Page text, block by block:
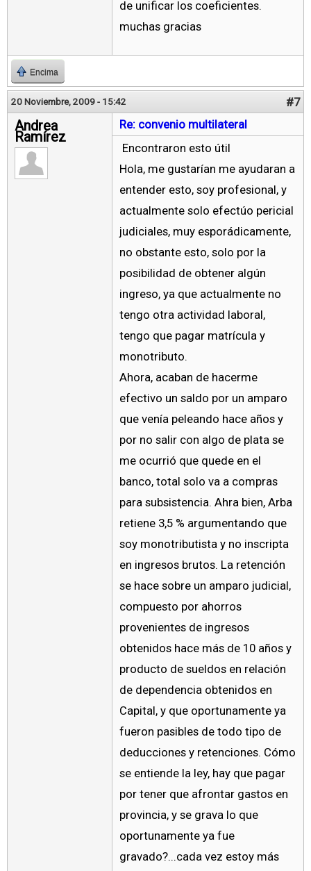
de unificar los coeficientes.
muchas gracias
Encima
20 Noviembre, 2009 - 15:42 #7
Andrea
Ramírez
Re: convenio multilateral
Encontraron esto útil
Hola, me gustarían me ayudaran a
entender esto, soy profesional, y
actualmente solo efectúo pericial
judiciales, muy esporádicamente,
no obstante esto, solo por la
posibilidad de obtener algún
ingreso, ya que actualmente no
tengo otra actividad laboral,
tengo que pagar matrícula y
monotributo.
Ahora, acaban de hacerme
efectivo un saldo por un amparo
que venía peleando hace años y
por no salir con algo de plata se
me ocurrió que quede en el
banco, total solo va a compras
para subsistencia. Ahra bien, Arba
retiene 3,5 % argumentando que
soy monotributista y no inscripta
en ingresos brutos. La retención
se hace sobre un amparo judicial,
compuesto por ahorros
provenientes de ingresos
obtenidos hace más de 10 años y
producto de sueldos en relación
de dependencia obtenidos en
Capital, y que oportunamente ya
fueron pasibles de todo tipo de
deducciones y retenciones. Cómo
se entiende la ley, hay que pagar
por tener que afrontar gastos en
provincia, y se grava lo que
oportunamente ya fue
gravado?...cada vez estoy más